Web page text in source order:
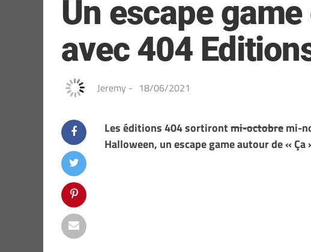
Un escape
avec 404
Jeremy - 18/06/2021
Les éditions 404 sortirontmi-octobremi-
Halloween, un escape game autour de « Ça